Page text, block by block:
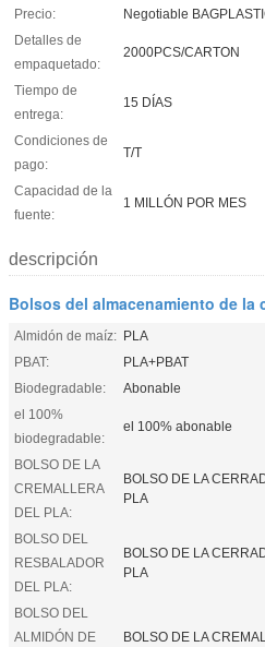
Precio:
Negotiable
Detalles de
empaquetado:
2000PCS/CARTON
Tiempo de
entrega:
15 DÍAS
Condiciones de
pago:
T/T
Capacidad de la
fuente:
1 MILLÓN POR MES
descripción
Bolsos del almacenamiento de la
Almidón de maíz: PLA
PBAT:
PLA+PBAT
Biodegradable:
Abonable
el 100%
biodegradable:
el 100% abonable
BOLSO DE LA
CREMALLERA
DEL PLA:
BOLSO DE LA
PLA
BOLSO DEL
RESBALADOR
DEL PLA:
BOLSO DE LA
PLA
BOLSO DEL
ALMIDÓN DE
BOLSO DE LA